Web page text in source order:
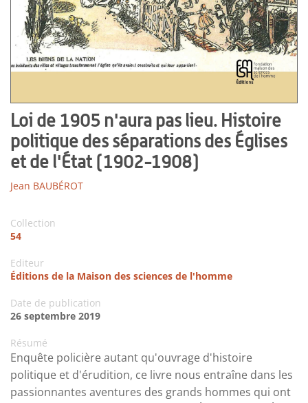
Loi de 1905 n'aura pas lieu. Histoire
politique des séparations des Églises
et de l'État (1902-1908)
Jean BAUBÉROT
Collection
54
Editeur
Éditions de la Maison des sciences de l'homme
Date de publication
26 septembre 2019
Résumé
Enquête policière autant qu'ouvrage d'histoire
politique et d'érudition, ce livre nous entraîne dans les
passionnantes aventures des grands hommes qui ont